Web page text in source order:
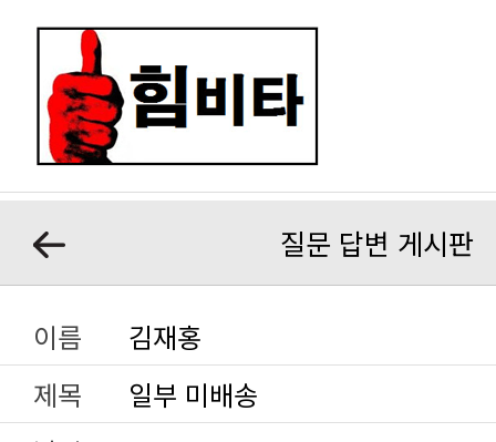
질문 답변 게시판
이름
김재홍
제목
일부 미배송